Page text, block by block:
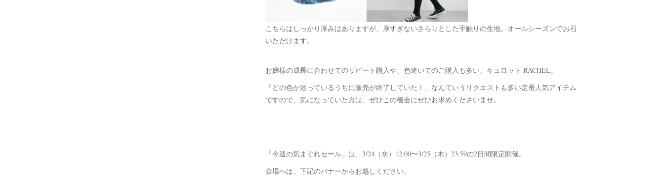
こちらはしっかり厚みはありますが、厚すぎないさらりとした手触りの生地。オールシーズンでお召
いただけます。
お嬢様の成長に合わせてのリピート購入や、色違いでのご購入も多い、キュロット RACHEL。
「どの色か迷っているうちに販売が終了していた！」なんていうリクエストも多い定番人気アイテム
ですので、気になっていた方は、ぜひこの機会にぜひお求めくださいませ。
「今週の気まぐれセール」は、3/24（水）12:00〜3/25（木）23:59の2日間限定開催。
会場へは、下記のバナーからお越しください。